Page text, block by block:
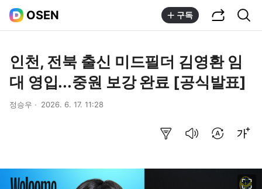
OSEN 구독
인천, 전북 출신 미드필더 김영환 임
대 영입...중원 보강 완료 [공식발표]
정승우 2026. 6. 17. 11:28